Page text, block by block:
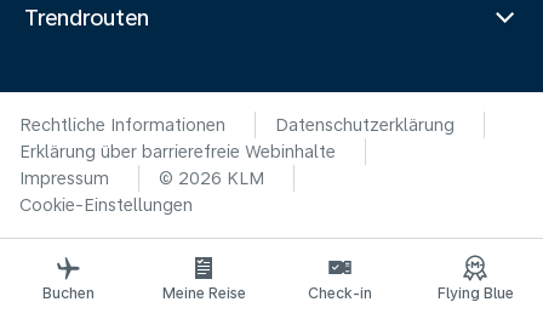
Trendrouten
Rechtliche Informationen
Datenschutzerklärung
Erklärung über barrierefreie Webinhalte
Impressum
© 2026 KLM
Cookie-Einstellungen
Buchen Meine Reise Check-in Flying Blue